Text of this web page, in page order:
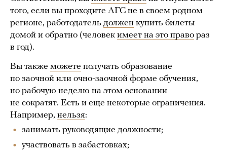
того, если вы проходите АГС не в своем родном
регионе, работодатель должен купить билеты
домой и обратно (человек имеет на это право раз
в год).
Вы также можете получать образование
по заочной или очно-заочной форме обучения,
но рабочую неделю на этом основании
не сократят. Есть и еще некоторые ограничения.
Например, нельзя:
занимать руководящие должности;
участвовать в забастовках;